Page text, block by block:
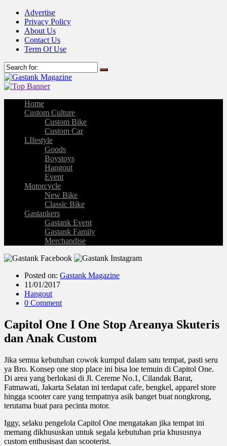
Advertise
Privacy Policy
About Us
Contact Us
Term Of Use
Home
Custom Culture
Custom Bike
Custom Car
LIfestyle
Goods
Boystoys
Hangout
Event
Motorcycle
New Bike
Classic Bike
Gastankers
Gastank Event
Gastank Family
Merchandise
Posted on: Gastank Magazine
11/01/2017
Hangout
0 Comment
Capitol One I One Stop Areanya Skuteris
dan Anak Custom
Jika semua kebutuhan cowok kumpul dalam satu tempat, pasti seru
ya Bro. Konsep one stop place ini bisa loe temuin di Capitol One.
Di area yang berlokasi di Jl. Cereme No.1, Cilandak Barat,
Fatmawati, Jakarta Selatan ini terdapat cafe, bengkel, apparel store
hingga scooter care yang tempatnya asik banget buat nongkrong,
terutama buat para pecinta motor.
Iggy, selaku pengelola Capitol One mengatakan jika tempat ini
memang dikhususkan untuk segala kebutuhan pria khususnya
custom enthusisast dan scooterist.